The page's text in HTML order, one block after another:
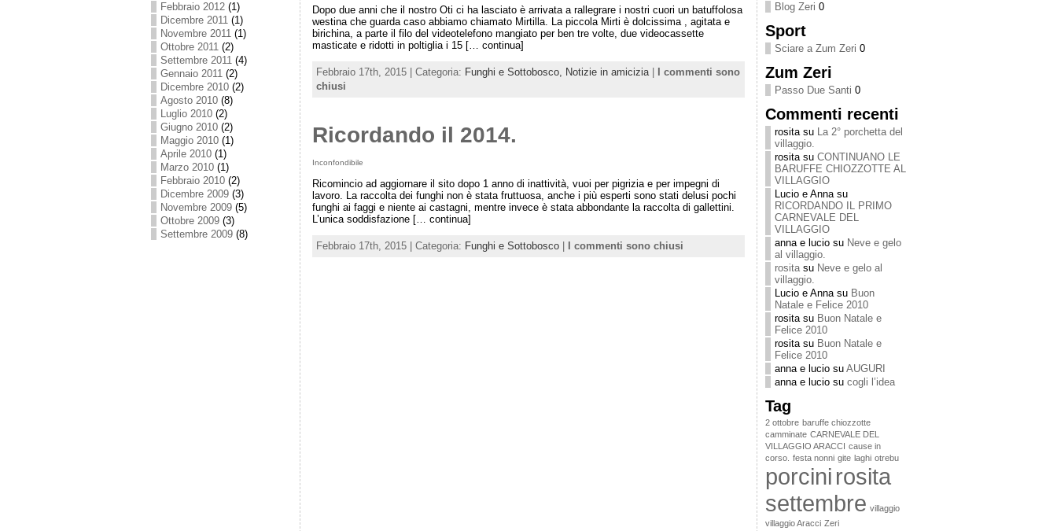
Febbraio 2012 (1)
Dicembre 2011 (1)
Novembre 2011 (1)
Ottobre 2011 (2)
Settembre 2011 (4)
Gennaio 2011 (2)
Dicembre 2010 (2)
Agosto 2010 (8)
Luglio 2010 (2)
Giugno 2010 (2)
Maggio 2010 (1)
Aprile 2010 (1)
Marzo 2010 (1)
Febbraio 2010 (2)
Dicembre 2009 (3)
Novembre 2009 (5)
Ottobre 2009 (3)
Settembre 2009 (8)
Dopo due anni che il nostro Oti ci ha lasciato è arrivata a rallegrare i nostri cuori un batuffolosa
westina che guarda caso abbiamo chiamato Mirtilla. La piccola Mirti è dolcissima , agitata e
birichina, a parte il filo del videotelefono mangiato per ben tre volte, due videocassette
masticate e ridotti in poltiglia i 15 [… continua]
Febbraio 17th, 2015 | Categoria: Funghi e Sottobosco, Notizie in amicizia
I commenti sono
chiusi
Ricordando il 2014.
Inconfondibile
Ricomincio ad aggiornare il sito dopo 1 anno di inattività, vuoi per pigrizia e per impegni di
lavoro. La raccolta dei funghi non è stata fruttuosa, anche i più esperti sono stati delusi pochi
funghi ai faggi e niente ai castagni, mentre invece è stata abbondante la raccolta di gallettini.
L’unica soddisfazione [… continua]
Febbraio 17th, 2015 | Categoria: Funghi e Sottobosco | I commenti sono chiusi
Blog Zeri 0
Sport
Sciare a Zum Zeri 0
Zum Zeri
Passo Due Santi 0
Commenti recenti
rositasu La 2° porchetta del
villaggio.
rositasu CONTINUANO LE
BARUFFE CHIOZZOTTE AL
VILLAGGIO
Lucio e Annasu
RICORDANDO IL PRIMO
CARNEVALE DEL
VILLAGGIO
anna e lucio su Neve e gelo
al villaggio.
rositasu Neve e gelo al
villaggio.
Lucio e Annasu Buon
Natale e Felice 2010
rositasu Buon Natale e
Felice 2010
rositasu Buon Natale e
Felice 2010
anna e lucio su AUGURI
anna e lucio su cogli l’idea
Tag
2 ottobre baruffe chiozzotte
camminate CARNEVALE DEL
VILLAGGIO ARACCI cause in
corso. festa nonni gite laghi otrebu
porcini rosita
settembre villaggio
villaggio Aracci Zeri